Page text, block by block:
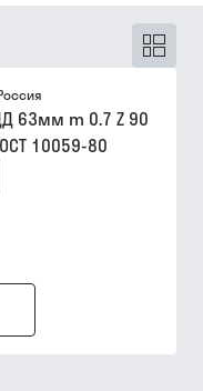
63мм m 0.7 Z 90
10059-80